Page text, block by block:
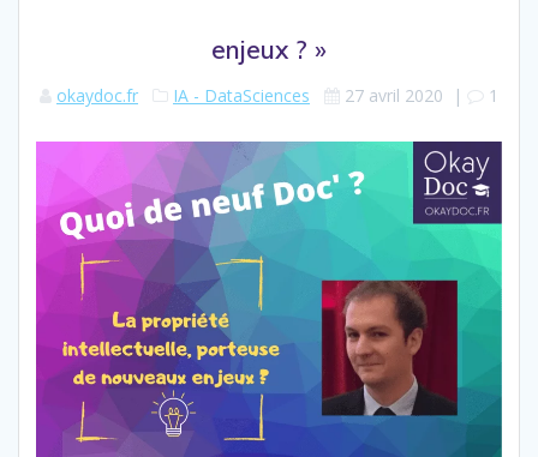
enjeux ? »
okaydoc.fr IA - DataSciences 27 avril 2020 | 1